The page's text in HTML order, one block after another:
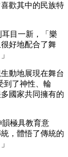
歡其中的民族特
目一新，「樂
好地配合了舞
動地展現在舞台
到了神性、輪
國家共同擁有的
韻極具教育意
，體悟了傳統的